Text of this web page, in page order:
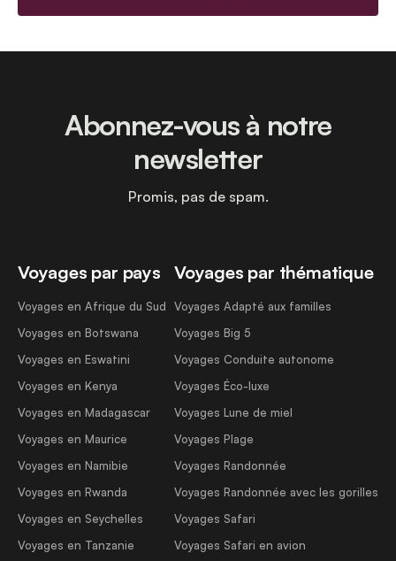
Voyages par pays
Voyages en Afrique du Sud
Voyages en Botswana
Voyages en Eswatini
Voyages en Kenya
Voyages en Madagascar
Voyages en Maurice
Voyages en Namibie
Voyages en Rwanda
Voyages en Seychelles
Voyages en Tanzanie
Voyages par thématique
Voyages Adapté aux familles
Voyages Big 5
Voyages Conduite autonome
Voyages Éco-luxe
Voyages Lune de miel
Voyages Plage
Voyages Randonnée
Voyages Randonnée avec les gorilles
Voyages Safari
Voyages Safari en avion
Abonnez-vous à notre
newsletter
Promis, pas de spam.